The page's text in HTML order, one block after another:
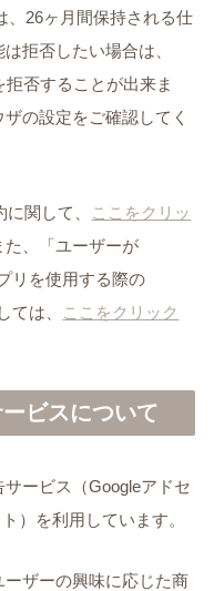
、26ヶ月間保持される仕
拒否したい場合は、
否することが出来ま
の設定をご確認してく
関して、 ここをクリッ
、「ユーザーが
リを使用する際の
ては、 ここをクリック
ビスについて
ービス（Googleアドセ
）を利用しています。
ザーの興味に応じた商